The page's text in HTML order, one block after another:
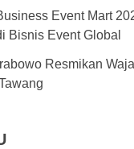
Event Mart
Bisnis Event Global
Resmikan